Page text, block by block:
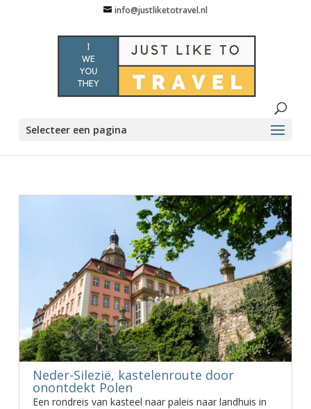
info@justliketotravel.nl
Selecteer een pagina
Neder-Silezië, kastelenroute door
onontdekt Polen
Een rondreis van kasteel naar paleis naar landhuis in